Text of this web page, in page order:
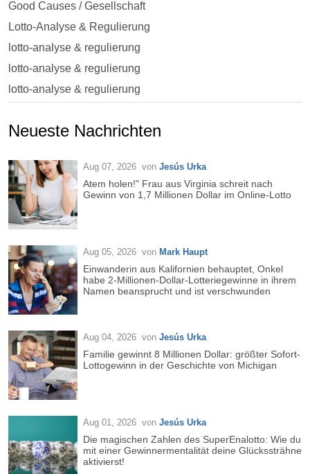
Good Causes / Gesellschaft
Lotto-Analyse & Regulierung
lotto-analyse & regulierung
lotto-analyse & regulierung
lotto-analyse & regulierung
Neueste Nachrichten
Aug 07, 2026 von Jesús Urka
Atem holen!" Frau aus Virginia schreit nach
Gewinn von 1,7 Millionen Dollar im Online-Lotto
Aug 05, 2026 von Mark Haupt
Einwanderin aus Kalifornien behauptet, Onkel
habe 2-Millionen-Dollar-Lotteriegewinne in ihrem
Namen beansprucht und ist verschwunden
Aug 04, 2026 von Jesús Urka
Familie gewinnt 8 Millionen Dollar: größter Sofort-
Lottogewinn in der Geschichte von Michigan
Aug 01, 2026 von Jesús Urka
Die magischen Zahlen des SuperEnalotto: Wie du
mit einer Gewinnermentalität deine Glückssträhne
aktivierst!